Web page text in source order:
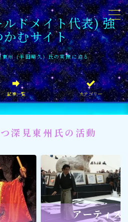
ドメイト代表) 強
むサイト
東州 (半田晴久) 氏の実像に迫る
記事一覧 カテゴリー
深見東州氏の活動
アーティス